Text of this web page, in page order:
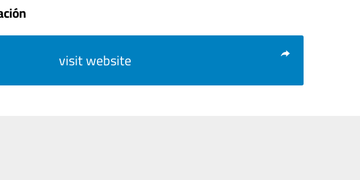
visit website